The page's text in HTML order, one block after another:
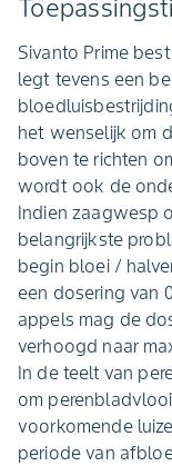
Sivanto Prime
legt tevens een
het wenselijk om
boven te richten
wordt ook de
Indien zaagwesp
belangrijkste
begin bloei /
een dosering van
appels mag de
verhoogd naar
In de teelt van
om
voorkomende
periode van